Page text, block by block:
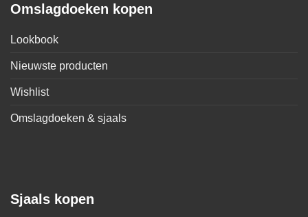
Omslagdoeken kopen
Lookbook
Nieuwste producten
Wishlist
Omslagdoeken & sjaals
Sjaals kopen